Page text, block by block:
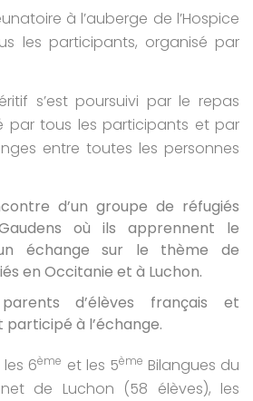
à l’auberge de l’Hospice
les participants, organisé par
s’est poursuivi par le repas
par tous les participants et par
entre toutes les personnes
d’un groupe de réfugiés
où ils apprennent le
échange sur le thème de
en Occitanie et à Luchon.
d’élèves français et
participé à l’échange.
les 6ème et les 5ème Bilangues du
de Luchon (58 élèves), les